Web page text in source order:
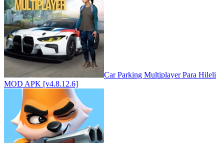
Car Parking Multiplayer Para Hileli
MOD APK [v4.8.12.6]